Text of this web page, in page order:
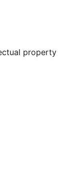
property